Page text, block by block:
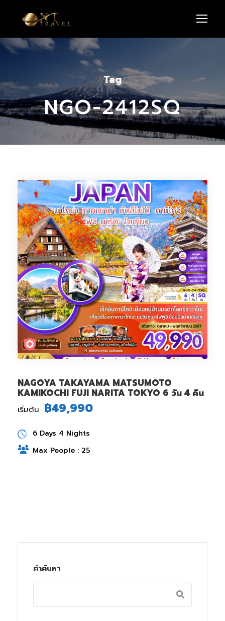
Tag
NGO-2412SQ
NAGOYA TAKAYAMA MATSUMOTO
KAMIKOCHI FUJI NARITA TOKYO 6 วัน 4 คืน
เริ่มต้น ฿49,990
6 Days 4 Nights
Max People : 25
คำค้นหา